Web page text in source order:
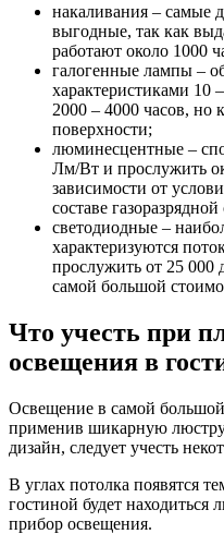
накаливания – самые
выгодные, так как
работают около 1000
галогенные лампы –
характеристиками 10
2000 – 4000 часов, но
поверхности;
люминесцентные –
Лм/Вт и прослужить
зависимости от
составе
светодиодные –
характеризуются
прослужить от 25 000
самой большой
Что учесть при
освещения в
Освещение в самой
применив шикарную
дизайн, следует учесть
В углах потолка появятся
гостиной будет
прибор освещения.